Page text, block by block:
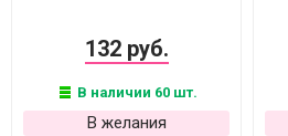
132 руб.
В наличии 60 шт.
В желания